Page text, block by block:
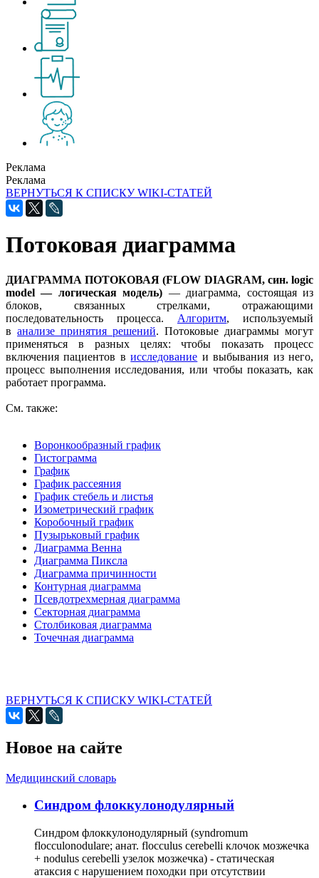
Реклама
Реклама
ВЕРНУТЬСЯ К СПИСКУ WIKI-СТАТЕЙ
Потоковая диаграмма
ДИАГРАММА ПОТОКОВАЯ (FLOW DIAGRAM, син. logic
model — логическая модель) — диаграмма, состоящая из
блоков, связанных стрелками, отражающими
последовательность процесса. Алгоритм, используемый
в анализе принятия решений. Потоковые диаграммы могут
применяться в разных целях: чтобы показать процесс
включения пациентов висследование и выбывания из него,
процесс выполнения исследования, или чтобы показать, как
работает программа.
См. также:
Воронкообразный график
Гистограмма
График
График рассеяния
График стебель и листья
Изометрический график
Коробочный график
Пузырьковый график
Диаграмма Венна
Диаграмма Пиксла
Диаграмма причинности
Контурная диаграмма
Псевдотрехмерная диаграмма
Секторная диаграмма
Столбиковая диаграмма
Точечная диаграмма
ВЕРНУТЬСЯ К СПИСКУ WIKI-СТАТЕЙ
Новое на сайте
Медицинский словарь
Cиндром флоккулонодулярный
Синдром флоккулонодулярный (syndromum
flocculonodulare; анат. flocculus cerebelli клочок мозжечка
+ nodulus cerebelli узелок мозжечка) - статическая
атаксия с нарушением походки при отсутствии